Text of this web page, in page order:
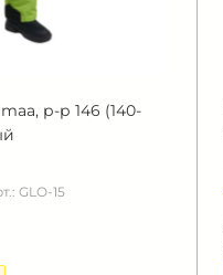
р-р 146 (140-
GLO-15